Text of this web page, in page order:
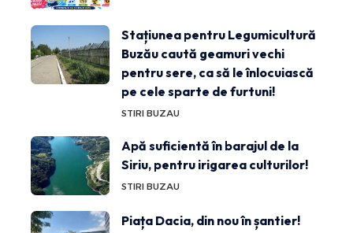
Stațiunea pentru Legumicultură
Buzău caută geamuri vechi
pentru sere, ca să le înlocuiască
pe cele sparte de furtuni!
STIRI BUZAU
Apă suficientă în barajul de la
Siriu, pentru irigarea culturilor!
STIRI BUZAU
Piața Dacia, din nou în șantier!